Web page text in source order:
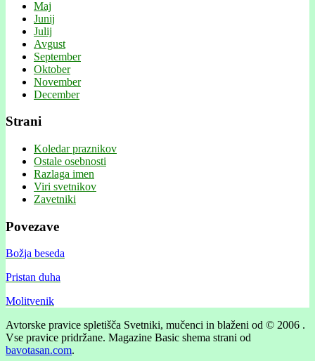
Maj
Junij
Julij
Avgust
September
Oktober
November
December
Strani
Koledar praznikov
Ostale osebnosti
Razlaga imen
Viri svetnikov
Zavetniki
Povezave
Božja beseda
Pristan duha
Molitvenik
Avtorske pravice spletišča Svetniki, mučenci in blaženi od © 2006 .
Vse pravice pridržane. Magazine Basic shema strani od
bavotasan.com.